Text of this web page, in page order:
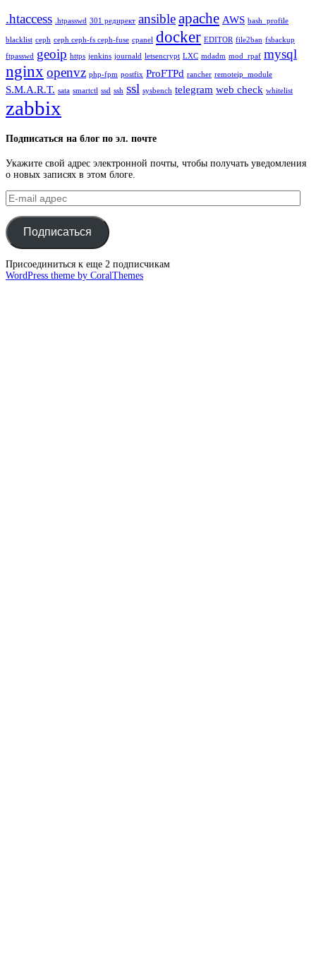
.htaccess .htpasswd 301 редирект ansibleapache AWS bash_profile
blacklist ceph ceph ceph-fs ceph-fuse cpanel docker EDITOR file2ban fsbackup
ftpasswd geoip https jenkins journald letsencrypt LXC mdadm mod_rpaf mysql
nginxopenvz php-fpm postfix ProFTPd rancher remoteip_module
S.M.A.R.T. sata smartctl ssd ssh ssl sysbench telegram web check whitelist
zabbix
Подписаться на блог по эл. почте
Укажите свой адрес электронной почты, чтобы получать уведомления
о новых записях в этом блоге.
E-
mail
адрес
Подписаться
Присоединиться к еще 2 подписчикам
WordPress theme by CoralThemes